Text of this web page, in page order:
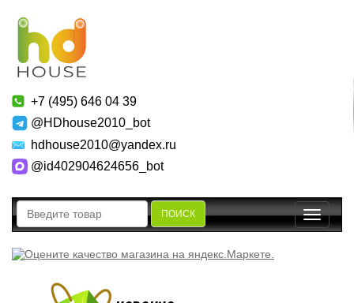
+7 (495) 646 04 39
@HDhouse2010_bot
hdhouse2010@yandex.ru
@id402904624656_bot
ПОИСК
Toggle